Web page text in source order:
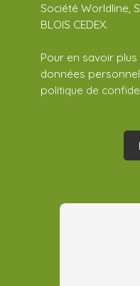
Société Worldline,
BLOIS CEDEX.
Pour en savoir
données
politique de